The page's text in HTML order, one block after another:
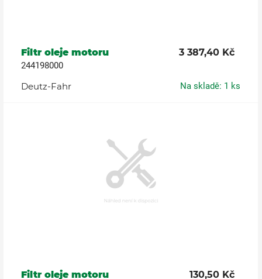
Filtr oleje motoru 3 387,40 Kč
244198000
Deutz-Fahr Na skladě: 1 ks
Filtr oleje motoru 130,50 Kč